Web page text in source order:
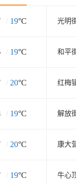
/ 19°C 光明
/ 19°C
/ 20°C 红梅
/ 19°C
/ 20°C 康大
/ 19°C 牛心